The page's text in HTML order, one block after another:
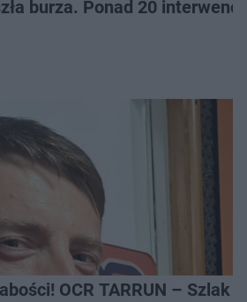
burza. Ponad 20
OCR TARRUN – Szlak